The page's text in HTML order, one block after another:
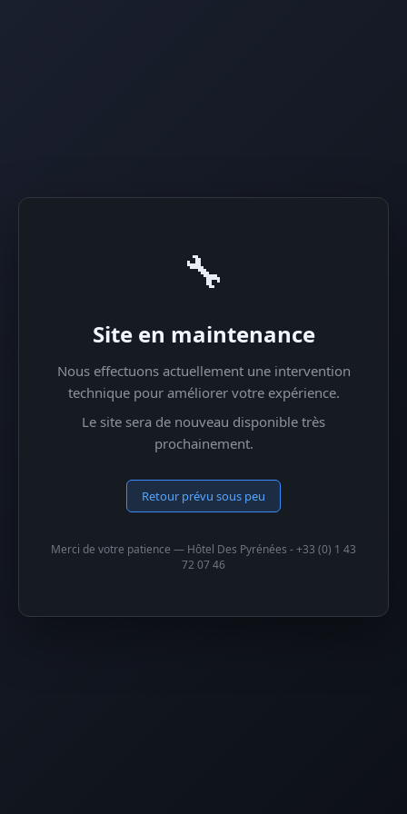
🔧
Site en maintenance
Nous effectuons actuellement une intervention
technique pour améliorer votre expérience.
Le site sera de nouveau disponible très
prochainement.
Retour prévu sous peu
Merci de votre patience — Hôtel Des Pyrénées - +33 (0) 1 43
72 07 46